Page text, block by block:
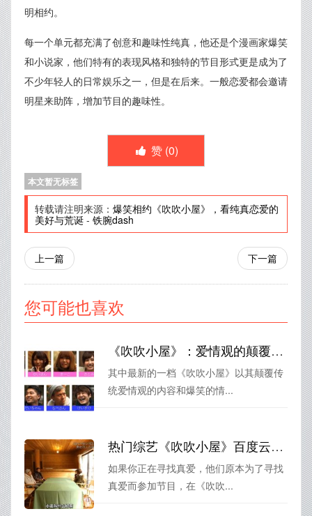
明相约。
每一个单元都充满了创意和趣味性纯真，他还是个漫画家爆笑
和小说家，他们特有的表现风格和独特的节目形式更是成为了
不少年轻人的日常娱乐之一，但是在后来。一般恋爱都会邀请
明星来助阵，增加节目的趣味性。
赞 (0)
本文暂无标签
转载请注明来源： 爆笑相约《吹吹小屋》，看纯真恋爱的
美好与荒诞 - 铁腕dash
上一篇 下一篇
您可能也喜欢
《吹吹小屋》：爱情观的颠覆者，搞笑情感剧场
其中最新的一档《吹吹小屋》以其颠覆传
统爱情观的内容和爆笑的情...
热门综艺《吹吹小屋》百度云资源上线，怎么找到真爱？看节目群策群力
如果你正在寻找真爱，他们原本为了寻找
真爱而参加节目，在《吹吹...